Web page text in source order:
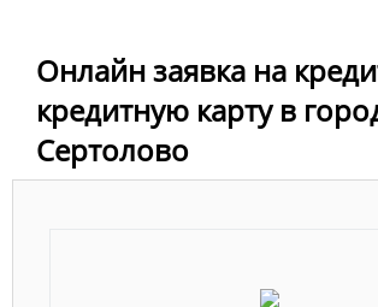
Онлайн заявка на
кредитную карту в
Сертолово